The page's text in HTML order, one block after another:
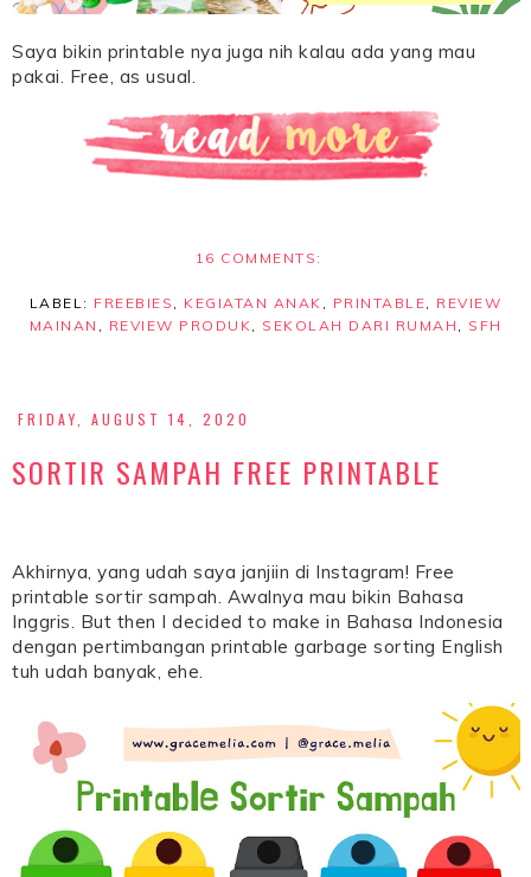
Saya bikin printable nya juga nih kalau ada yang mau
pakai. Free, as usual.
16 COMMENTS:
LABEL: FREEBIES , KEGIATAN ANAK , PRINTABLE, REVIEW
MAINAN , REVIEW PRODUK, SEKOLAH DARI RUMAH , SFH
FRIDAY, AUGUST 14, 2020
SORTIR SAMPAH FREE PRINTABLE
Akhirnya, yang udah saya janjiin di Instagram! Free
printable sortir sampah. Awalnya mau bikin Bahasa
Inggris. But then I decided to make in Bahasa Indonesia
dengan pertimbangan printable garbage sorting English
tuh udah banyak, ehe.